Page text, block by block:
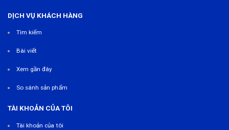
DỊCH VỤ KHÁCH HÀNG
Tìm kiếm
Bài viết
Xem gần đây
So sánh sản phẩm
TÀI KHOẢN CỦA TÔI
Tài khoản của tôi